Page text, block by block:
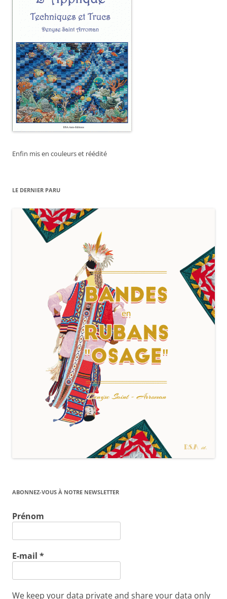
Enfin mis en couleurs et réédité
LE DERNIER PARU
ABONNEZ-VOUS À NOTRE NEWSLETTER
Prénom
E-mail *
We keep your data private and share your data only